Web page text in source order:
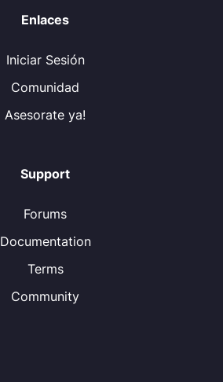
Enlaces
Iniciar Sesión
Comunidad
Asesorate ya!
Support
Forums
Documentation
Terms
Community